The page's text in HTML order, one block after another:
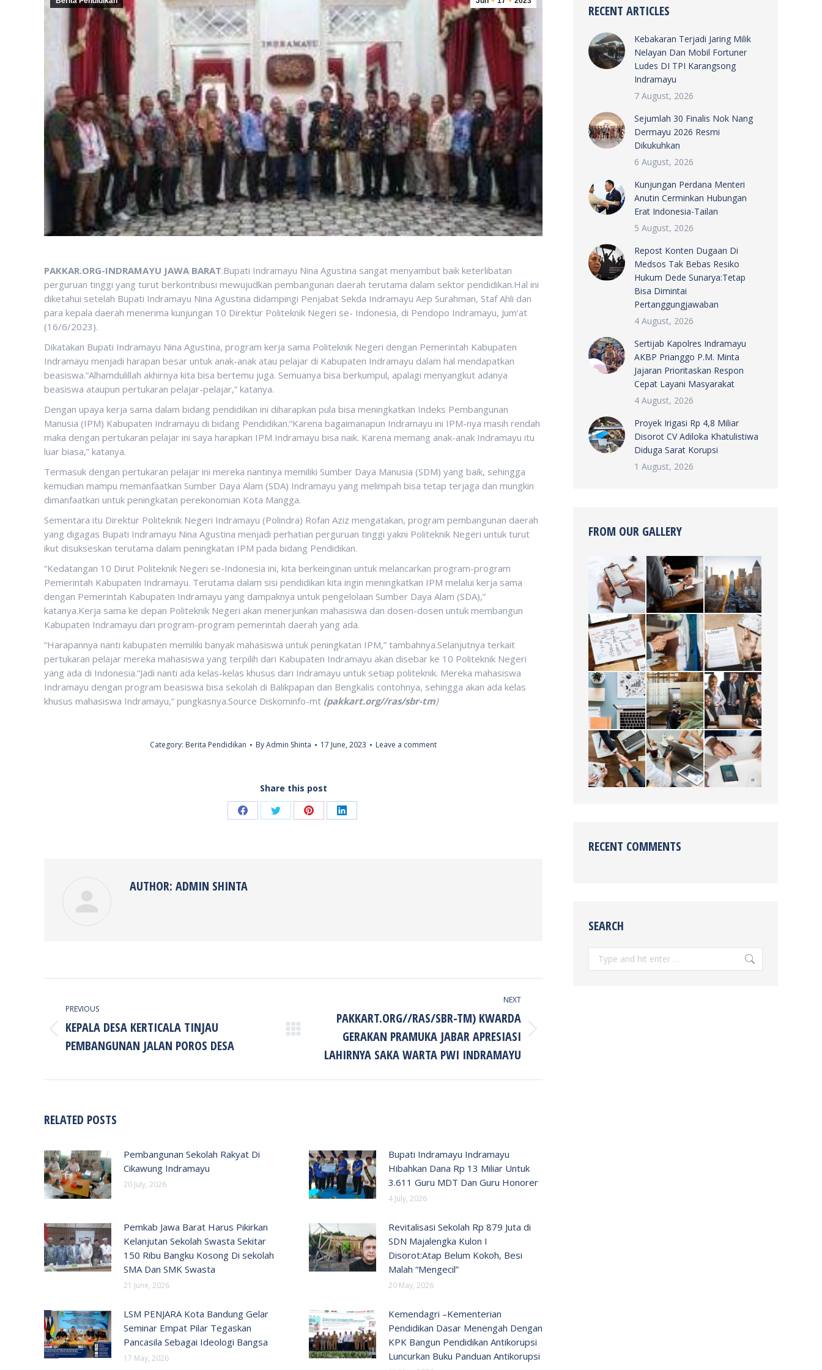
PAKKAR.ORG-INDRAMAYU JAWA BARAT:Bupati Indramayu Nina Agustina sangat menyambut baik keterlibatan
perguruan tinggi yang turut berkontribusi mewujudkan pembangunan daerah terutama dalam sektor pendidikan.Hal ini
diketahui setelah Bupati Indramayu Nina Agustina didampingi Penjabat Sekda Indramayu Aep Surahman, Staf Ahli dan
para kepala daerah menerima kunjungan 10 Direktur Politeknik Negeri se- Indonesia, di Pendopo Indramayu, Jum’at
(16/6/2023).
Dikatakan Bupati Indramayu Nina Agustina, program kerja sama Politeknik Negeri dengan Pemerintah Kabupaten
Indramayu menjadi harapan besar untuk anak-anak atau pelajar di Kabupaten Indramayu dalam hal mendapatkan
beasiswa.“Alhamdulillah akhirnya kita bisa bertemu juga. Semuanya bisa berkumpul, apalagi menyangkut adanya
beasiswa ataupun pertukaran pelajar-pelajar,” katanya.
Dengan upaya kerja sama dalam bidang pendidikan ini diharapkan pula bisa meningkatkan Indeks Pembangunan
Manusia (IPM) Kabupaten Indramayu di bidang Pendidikan.“Karena bagaimanapun Indramayu ini IPM-nya masih rendah
maka dengan pertukaran pelajar ini saya harapkan IPM Indramayu bisa naik. Karena memang anak-anak Indramayu itu
luar biasa,” katanya.
Termasuk dengan pertukaran pelajar ini mereka nantinya memiliki Sumber Daya Manusia (SDM) yang baik, sehingga
kemudian mampu memanfaatkan Sumber Daya Alam (SDA) Indramayu yang melimpah bisa tetap terjaga dan mungkin
dimanfaatkan untuk peningkatan perekonomian Kota Mangga.
Sementara itu Direktur Politeknik Negeri Indramayu (Polindra) Rofan Aziz mengatakan, program pembangunan daerah
yang digagas Bupati Indramayu Nina Agustina menjadi perhatian perguruan tinggi yakni Politeknik Negeri untuk turut
ikut disukseskan terutama dalam peningkatan IPM pada bidang Pendidikan.
“Kedatangan 10 Dirut Politeknik Negeri se-Indonesia ini, kita berkeinginan untuk melancarkan program-program
Pemerintah Kabupaten Indramayu. Terutama dalam sisi pendidikan kita ingin meningkatkan IPM melalui kerja sama
dengan Pemerintah Kabupaten Indramayu yang dampaknya untuk pengelolaan Sumber Daya Alam (SDA),”
katanya.Kerja sama ke depan Politeknik Negeri akan menerjunkan mahasiswa dan dosen-dosen untuk membangun
Kabupaten Indramayu dari program-program pemerintah daerah yang ada.
“Harapannya nanti kabupaten memiliki banyak mahasiswa untuk peningkatan IPM,” tambahnya.Selanjutnya terkait
pertukaran pelajar mereka mahasiswa yang terpilih dari Kabupaten Indramayu akan disebar ke 10 Politeknik Negeri
yang ada di Indonesia.“Jadi nanti ada kelas-kelas khusus dari Indramayu untuk setiap politeknik. Mereka mahasiswa
Indramayu dengan program beasiswa bisa sekolah di Balikpapan dan Bengkalis contohnya, sehingga akan ada kelas
khusus mahasiswa Indramayu,” pungkasnya.Source Diskominfo-mt (pakkart.org//ras/sbr-tm)
Category: Berita Pendidikan ByAdmin Shinta 17 June, 2023 Leave a comment
Share this post
Share Share Share Share
AUTHOR: ADMIN SHINTA
NAVIGATION
PREVIOUS
Previous
post:
KEPALA DESA KERTICALA TINJAU
PEMBANGUNAN JALAN POROS DESA
NEXT
post:
PAKKART.ORG//RAS/SBR-TM) KWARDA
GERAKAN PRAMUKA JABAR APRESIASI
LAHIRNYA SAKA WARTA PWI INDRAMAYU
RELATED POSTS
Pembangunan Sekolah Rakyat Di
Cikawung Indramayu
20 July, 2026
Bupati Indramayu Indramayu
Hibahkan Dana Rp 13 Miliar Untuk
3.611 Guru MDT Dan Guru Honorer
4 July, 2026
Pemkab Jawa Barat Harus Pikirkan
Kelanjutan Sekolah Swasta Sekitar
150 Ribu Bangku Kosong Di sekolah
SMA Dan SMK Swasta
21 June, 2026
Revitalisasi Sekolah Rp 879 Juta di
SDN Majalengka Kulon I
Disorot:Atap Belum Kokoh, Besi
Malah “Mengecil”
20 May, 2026
LSM PENJARA Kota Bandung Gelar
Seminar Empat Pilar Tegaskan
Pancasila Sebagai Ideologi Bangsa
17 May, 2026
Kemendagri –Kementerian
Pendidikan Dasar Menengah Dengan
KPK Bangun Pendidikan Antikorupsi
Luncurkan Buku Panduan Antikorupsi
RECENT ARTICLES
Kebakaran Terjadi Jaring Milik
Nelayan Dan Mobil Fortuner
Ludes DI TPI Karangsong
Indramayu
7 August, 2026
Sejumlah 30 Finalis Nok Nang
Dermayu 2026 Resmi
Dikukuhkan
6 August, 2026
Kunjungan Perdana Menteri
Anutin Cerminkan Hubungan
Erat Indonesia-Tailan
5 August, 2026
Repost Konten Dugaan Di
Medsos Tak Bebas Resiko
Hukum Dede Sunarya:Tetap
Bisa Dimintai
Pertanggungjawaban
4 August, 2026
Sertijab Kapolres Indramayu
AKBP Prianggo P.M. Minta
Jajaran Prioritaskan Respon
Cepat Layani Masyarakat
4 August, 2026
Proyek Irigasi Rp 4,8 Miliar
Disorot CV Adiloka Khatulistiwa
Diduga Sarat Korupsi
1 August, 2026
FROM OUR GALLERY
RECENT COMMENTS
SEARCH
Search: